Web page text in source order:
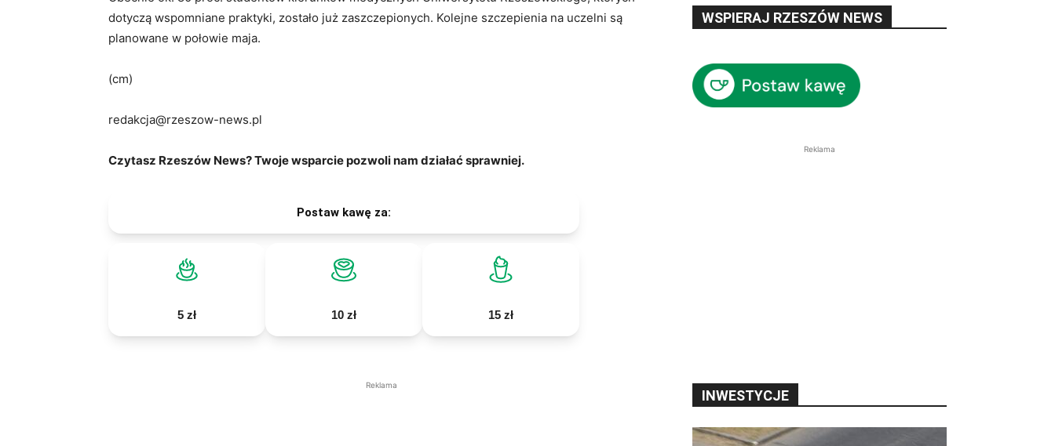
dotyczą wspomniane praktyki, zostało już zaszczepionych. Kolejne szczepienia na uczelni są
planowane w połowie maja.
(cm)
redakcja@rzeszow-news.pl
Czytasz Rzeszów News? Twoje wsparcie pozwoli nam działać sprawniej.
Postaw kawę za:
5 zł 10 zł 15 zł
Reklama
WSPIERAJ RZESZÓW NEWS
Reklama
INWESTYCJE